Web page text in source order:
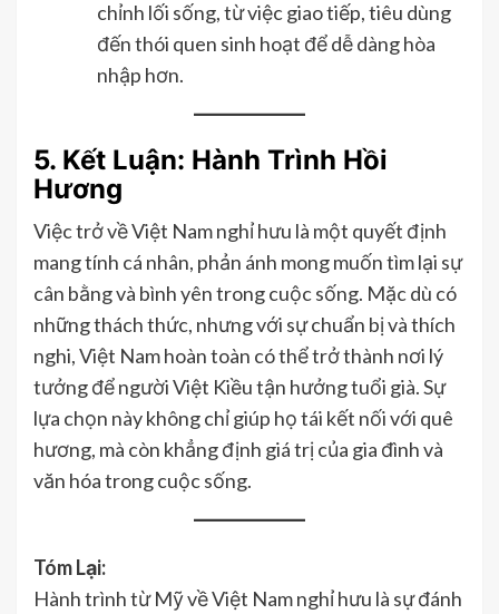
chỉnh lối sống, từ việc giao tiếp, tiêu dùng
đến thói quen sinh hoạt để dễ dàng hòa
nhập hơn.
5. Kết Luận: Hành Trình Hồi
Hương
Việc trở về Việt Nam nghỉ hưu là một quyết định
mang tính cá nhân, phản ánh mong muốn tìm lại sự
cân bằng và bình yên trong cuộc sống. Mặc dù có
những thách thức, nhưng với sự chuẩn bị và thích
nghi, Việt Nam hoàn toàn có thể trở thành nơi lý
tưởng để người Việt Kiều tận hưởng tuổi già. Sự
lựa chọn này không chỉ giúp họ tái kết nối với quê
hương, mà còn khẳng định giá trị của gia đình và
văn hóa trong cuộc sống.
Tóm Lại:
Hành trình từ Mỹ về Việt Nam nghỉ hưu là sự đánh